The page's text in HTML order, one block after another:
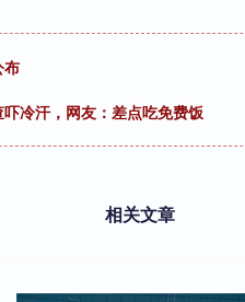
布
冷汗，网友：差点吃免费饭
相关文章